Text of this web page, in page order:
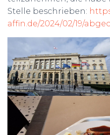
Stelle beschrieben:
affin.de/2024/02/19/